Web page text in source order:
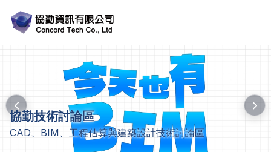
協勤技術討論區
CAD、BIM、工程估算與建築設計技術討論區